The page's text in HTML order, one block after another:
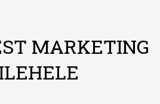
MARKETING